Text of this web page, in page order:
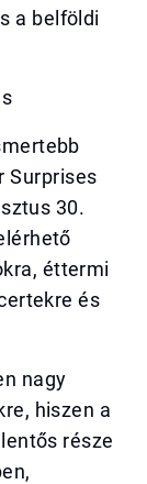
a belföldi
Surprises
30.
éttermi
és
nagy
hiszen a
része